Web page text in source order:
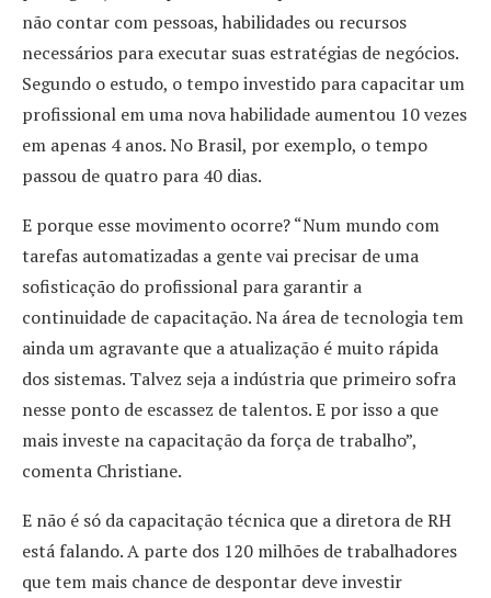
não contar com pessoas, habilidades ou recursos
necessários para executar suas estratégias de negócios.
Segundo o estudo, o tempo investido para capacitar um
profissional em uma nova habilidade aumentou 10 vezes
em apenas 4 anos. No Brasil, por exemplo, o tempo
passou de quatro para 40 dias.
E porque esse movimento ocorre? “Num mundo com
tarefas automatizadas a gente vai precisar de uma
sofisticação do profissional para garantir a
continuidade de capacitação. Na área de tecnologia tem
ainda um agravante que a atualização é muito rápida
dos sistemas. Talvez seja a indústria que primeiro sofra
nesse ponto de escassez de talentos. E por isso a que
mais investe na capacitação da força de trabalho”,
comenta Christiane.
E não é só da capacitação técnica que a diretora de RH
está falando. A parte dos 120 milhões de trabalhadores
que tem mais chance de despontar deve investir